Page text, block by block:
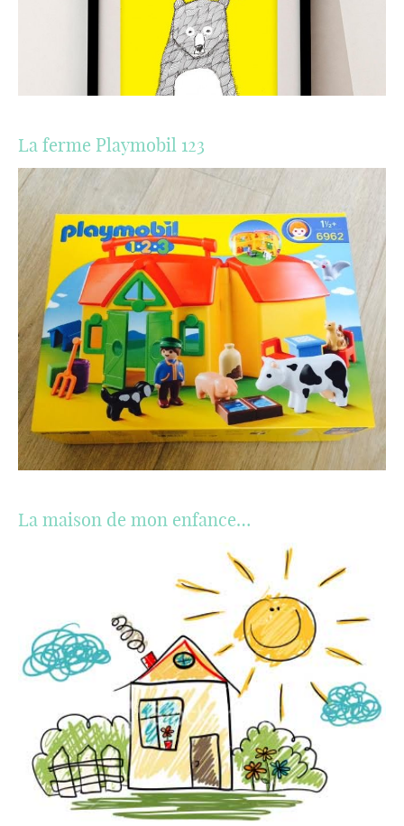
La ferme Playmobil 123
La maison de mon enfance…